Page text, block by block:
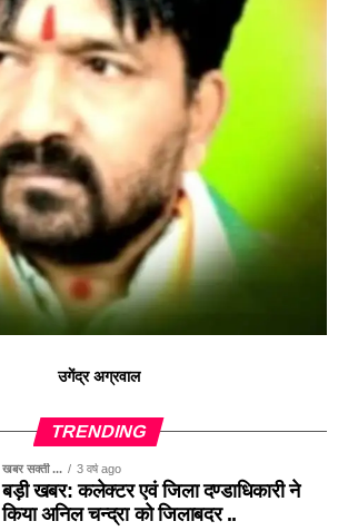
उगेंद्र अग्रवाल
TRENDING
खबर सक्ती ... 3 वर्ष ago
बड़ी खबर: कलेक्टर एवं जिला दण्डाधिकारी ने
किया अनिल चन्द्रा को जिलाबदर ..